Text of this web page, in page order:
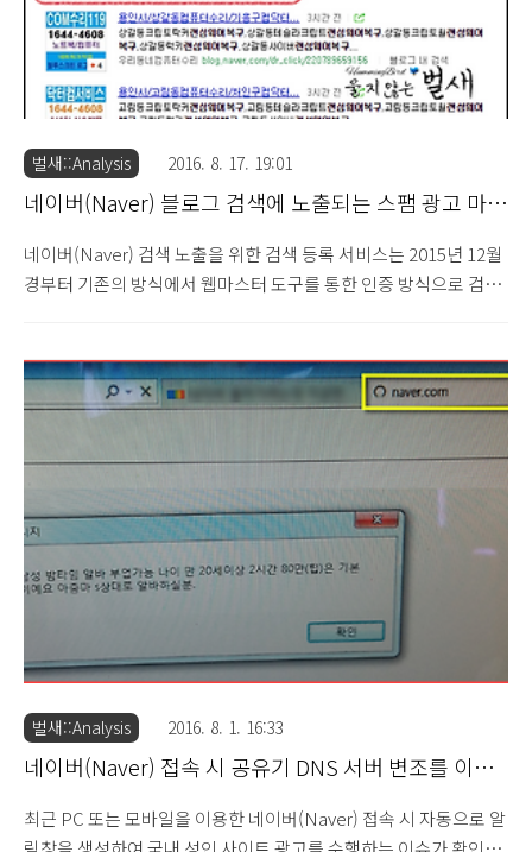
벌새::Analysis 2016. 8. 17. 19:01
네이버(Naver) 블로그 검색에 노출되는 스팸 광고 마케
네이버(Naver) 검색 노출을 위한 검색 등록 서비스는 2015년 12월
경부터 기존의 방식에서 웹마스터 도구를 통한 인증 방식으로 검색
로 인한 문제인지 알 수 없지만 최근 네이버(Naver) 블로그 검색을
통해 특정 키워드 검색을 진행할 경우 실제 블로그가 아닌 광고가 포
하게 살펴보도록 하겠습니다. 네이버 블로그 검색 결과를 최신순으
로 정렬하고 확인을 해보면 URL 주소 중 블로그가 아닌
"bigsaletour.com"과 같은 의심스러운 결과가 노출되는 경우를 확
인할 수 있습니다. 검색 결과를 클릭할..
벌새::Analysis 2016. 8. 1. 16:33
네이버(Naver) 접속 시 공유기 DNS 서버 변조를 이용
최근 PC 또는 모바일을 이용한 네이버(Naver) 접속 시 자동으로 알